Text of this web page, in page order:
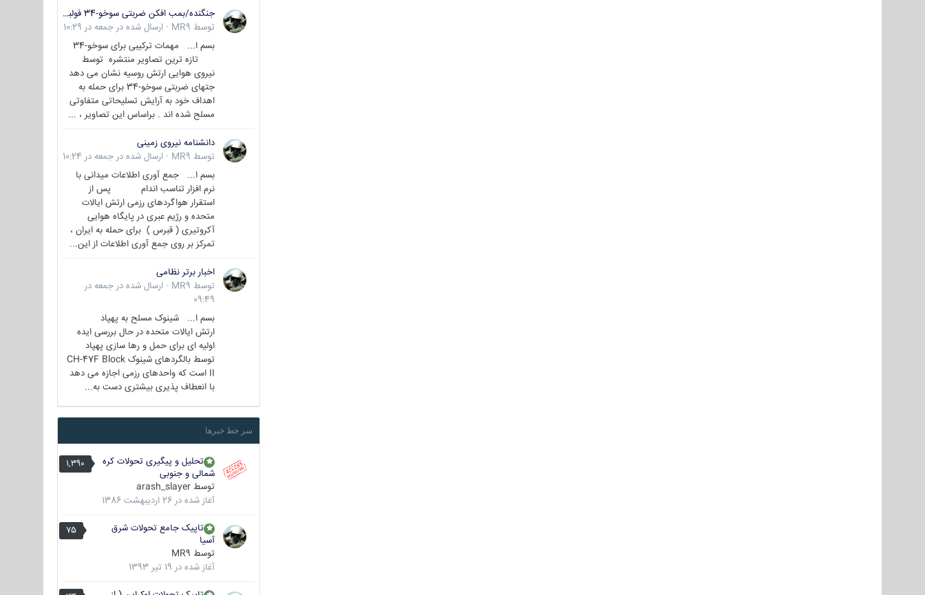
جنگنده/بمب افکن ضربتی سوخو-34 فولبک ( Sukhoi Su-34/Fullback)
توسط MR9
· ارسال شده در جمعه در 10:29
بسم ا... مهمات ترکیبی برای سوخو-34
تازه ترین تصاویر منتشره توسط
نیروی هوایی ارتش روسیه نشان می دهد
جتهای ضربتی سوخو-34 برای حمله به
اهداف خود به آرایش تسلیحاتی متفاوتی
مسلح شده اند . براساس این تصاویر ، ...
دانشنامه نیروی زمینی
توسط MR9
· ارسال شده در جمعه در 10:24
بسم ا... جمع آوری اطلاعات میدانی با
نرم افزار تناسب اندام پس از
استقرار هواگردهای رزمی ارتش ایالات
متحده و رژیم عبری در پایگاه هوایی
آکروتیری ( قبرس ) برای حمله به ایران ،
تمرکز بر روی جمع آوری اطلاعات از این...
اخبار برتر نظامی
توسط MR9
· ارسال شده در جمعه در
09:49
بسم ا... شینوک مسلح به پهپاد
ارتش ایالات متحده در حال بررسی ایده
اولیه ای برای حمل و رها سازی پهپاد
توسط بالگردهای شینوک CH-47F Block
II است که واحدهای رزمی اجازه می دهد
با انعطاف پذیری بیشتری دست به...
سر خط خبرها
1,390
تحلیل و پیگیری تحولات کره
شمالی و جنوبی
توسط arash_slayer
آغاز شده در 26 اردیبهشت 1386
75
تاپیک جامع تحولات شرق
آسیا
توسط MR9
آغاز شده در 19 تیر 1393